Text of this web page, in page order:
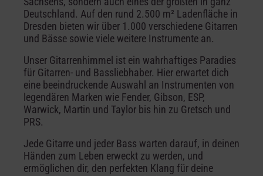
Deutschland. Auf den rund 2.500 m² Ladenfläche in
Dresden bieten wir über 1.000 verschiedene Gitarren
und Bässe sowie viele weitere Instrumente an.
Unser Gitarrenhimmel ist ein wahrhaftiges Paradies
für Gitarren- und Bassliebhaber. Hier erwartet dich
eine beeindruckende Auswahl an Instrumenten von
legendären Marken wie Fender, Gibson, ESP,
Warwick, Martin und Taylor bis hin zu Gretsch und
PRS.
Jede Gitarre und jeder Bass warten darauf, in deinen
Händen zum Leben erweckt zu werden, und
ermöglichen dir, den perfekten Klang für deine